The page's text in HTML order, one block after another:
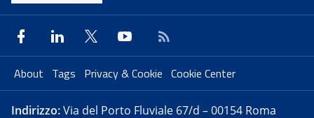
About Tags Privacy & Cookie Cookie Center
Indirizzo:Via del Porto Fluviale 67/d – 00154 Roma